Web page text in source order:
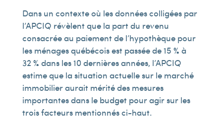
Dans un contexte où les données colligées par
l’APCIQ révèlent que la part du revenu
consacrée au paiement de l’hypothèque pour
les ménages québécois est passée de 15 % à
32 % dans les 10 dernières années, l’APCIQ
estime que la situation actuelle sur le marché
immobilier aurait mérité des mesures
importantes dans le budget pour agir sur les
trois facteurs mentionnés ci-haut.